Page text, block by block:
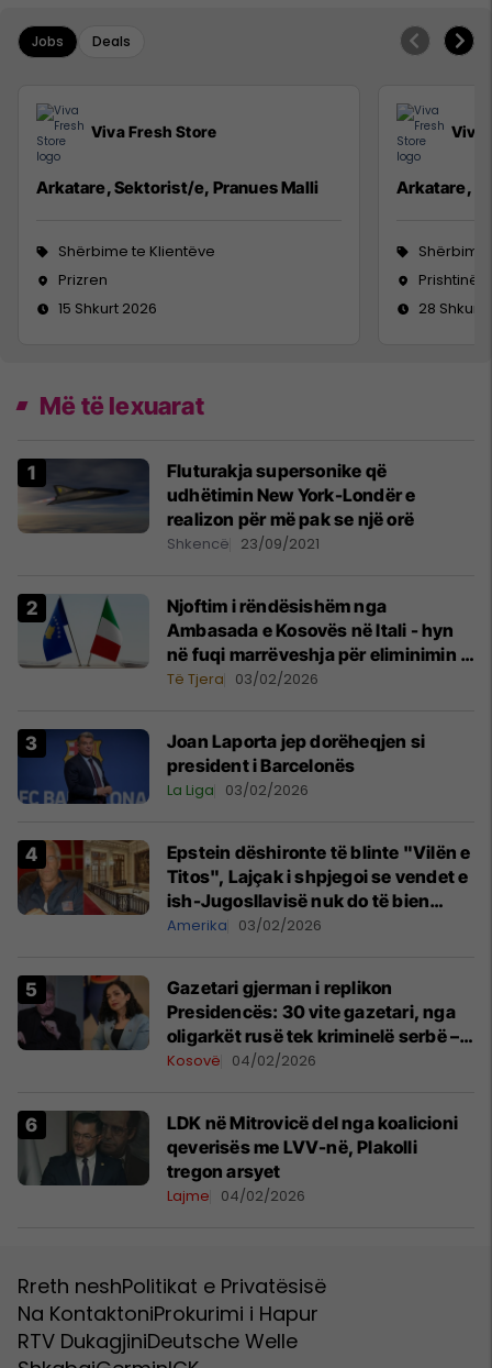
Jobs Deals
Viva Fresh Store
Arkatare, Sektorist/e, Pranues Malli
Shërbime te Klientëve
Prizren
15 Shkurt 2026
Viva
Arkatare,
Prishtinë
28 Shkurt
Më të lexuarat
Fluturakja supersonike që
udhëtimin New York-Londër e
realizon për më pak se një orë
Shkencë 23/09/2021
Njoftim i rëndësishëm nga
Ambasada e Kosovës në Itali - hyn
në fuqi marrëveshja për eliminimin e
tatimit të dyfishtë
Të Tjera 03/02/2026
Joan Laporta jep dorëheqjen si
president i Barcelonës
La Liga 03/02/2026
Epstein dëshironte të blinte "Vilën e
Titos", Lajçak i shpjegoi se vendet e
ish-Jugosllavisë nuk do të bien
kurrë dakord
Amerika 03/02/2026
Gazetari gjerman i replikon
Presidencës: 30 vite gazetari, nga
oligarkët rusë tek kriminelë serbë –
dhe tani...
Kosovë 04/02/2026
LDK në Mitrovicë del nga koalicioni
qeverisës me LVV-në, Plakolli
tregon arsyet
Lajme 04/02/2026
Rreth neshPolitikat e Privatësisë
Na KontaktoniProkurimi i Hapur
RTV DukagjiniDeutsche Welle